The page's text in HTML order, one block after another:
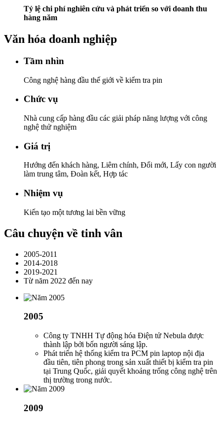
Tỷ lệ chi phí nghiên cứu và phát triển so với doanh thu
hàng năm
Văn hóa doanh nghiệp
Tầm nhìn
Công nghệ hàng đầu thế giới về kiểm tra pin
Chức vụ
Nhà cung cấp hàng đầu các giải pháp năng lượng với công
nghệ thử nghiệm
Giá trị
Hướng đến khách hàng, Liêm chính, Đổi mới, Lấy con người
làm trung tâm, Đoàn kết, Hợp tác
Nhiệm vụ
Kiến tạo một tương lai bền vững
Câu chuyện về tinh vân
2005-2011
2014-2018
2019-2021
Từ năm 2022 đến nay
2005
Công ty TNHH Tự động hóa Điện tử Nebula được
thành lập bởi bốn người sáng lập.
Phát triển hệ thống kiểm tra PCM pin laptop nội địa
đầu tiên, tiên phong trong sản xuất thiết bị kiểm tra pin
tại Trung Quốc, giải quyết khoảng trống công nghệ trên
thị trường trong nước.
2009